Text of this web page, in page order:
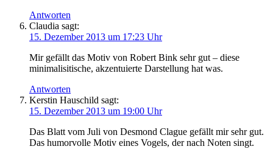
Antworten
Claudia sagt:
15. Dezember 2013 um 17:23 Uhr
Mir gefällt das Motiv von Robert Bink sehr gut – diese
minimalisitische, akzentuierte Darstellung hat was.
Antworten
Kerstin Hauschild sagt:
15. Dezember 2013 um 19:00 Uhr
Das Blatt vom Juli von Desmond Clague gefällt mir sehr gut.
Das humorvolle Motiv eines Vogels, der nach Noten singt.